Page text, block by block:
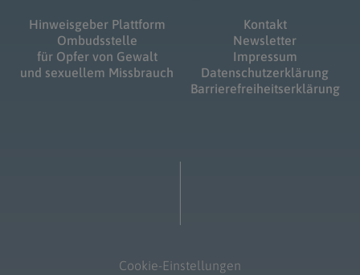
Hinweisgeber Plattform
Ombudsstelle
für Opfer von Gewalt
und sexuellem Missbrauch
Kontakt
Newsletter
Impressum
Datenschutzerklärung
Barrierefreiheitserklärung
Cookie-Einstellungen